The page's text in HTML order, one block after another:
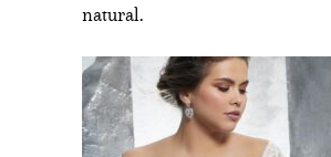
natural.